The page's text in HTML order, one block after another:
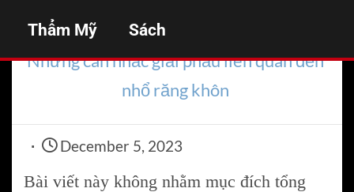
Thẩm Mỹ Sách
Home
Những cân nhắc giải phẫu liên quan đến
nhổ răng khôn
December 5, 2023
Bài viết này không nhằm mục đích tổng